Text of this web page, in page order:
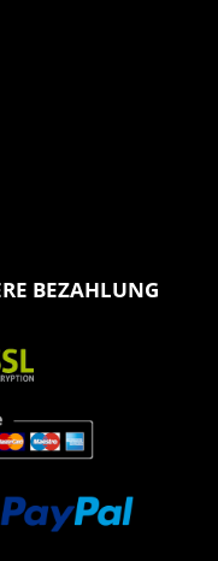
BEZAHLUNG